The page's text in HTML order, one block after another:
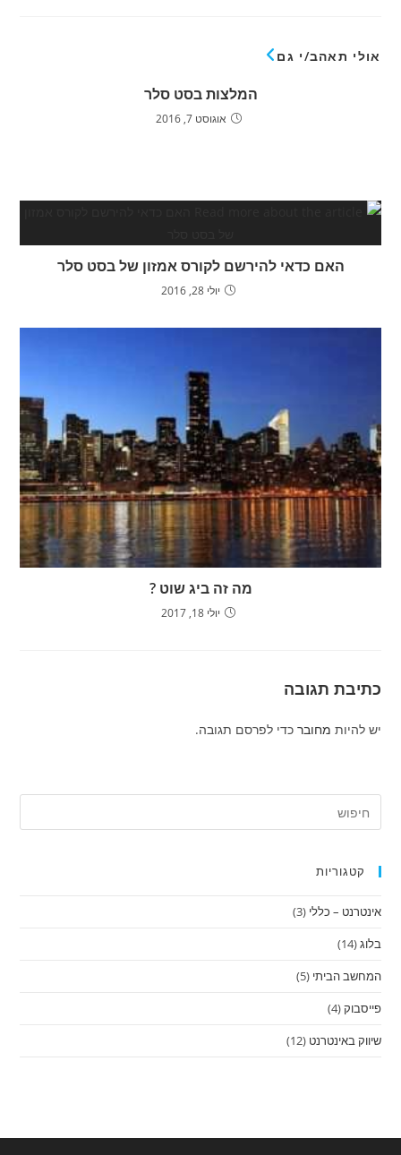
אולי תאהב/י גם
המלצות בסט סלר
אוגוסט 7, 2016
האם כדאי להירשם לקורס אמזון של בסט סלר
יולי 28, 2016
מה זה ביג שוט ?
יולי 18, 2017
כתיבת תגובה
יש להיות מחובר כדי לפרסם תגובה.
קטגוריות
אינטרנט – כללי (3)
בלוג(14)
המחשב הביתי (5)
פייסבוק(4)
שיווק באינטרנט (12)